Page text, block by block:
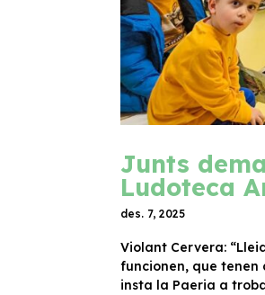
Junts
Ludoteca
des. 7, 2025
Violant Cervera:
funcionen, que tenen
insta la Paeria a